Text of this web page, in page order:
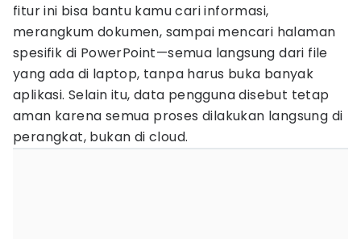
fitur ini bisa bantu kamu cari informasi,
merangkum dokumen, sampai mencari halaman
spesifik di PowerPoint—semua langsung dari file
yang ada di laptop, tanpa harus buka banyak
aplikasi. Selain itu, data pengguna disebut tetap
aman karena semua proses dilakukan langsung di
perangkat, bukan di cloud.